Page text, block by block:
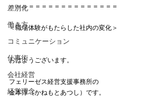
差別化
働き方
コミュニケーション
仕事術
会社経営
経営理念
＝＝＝＝＝＝＝＝＝＝＝＝＝＝＝＝＝
＜職場体験がもたらした社内の変化＞
おはようございます。
フェリーゼス経営支援事務所の
金本淳（かねもとあつし）です。